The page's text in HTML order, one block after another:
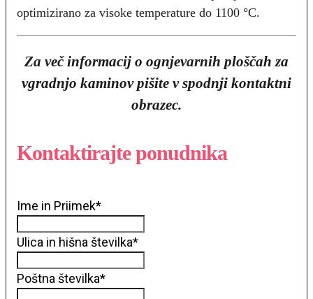
optimizirano za visoke temperature do 1100 °C.
Za več informacij o ognjevarnih ploščah za
vgradnjo kaminov pišite v spodnji kontaktni
obrazec.
Kontaktirajte ponudnika
Ime in Priimek*
Ulica in hišna številka*
Poštna številka*